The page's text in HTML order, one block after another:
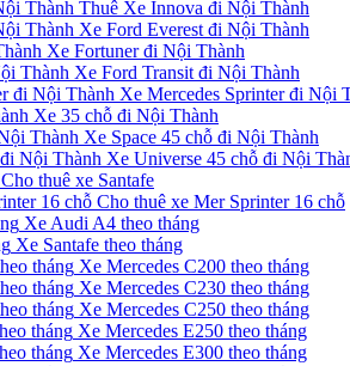
Thuê Xe Innova đi Nội Thành
Xe Ford Everest đi Nội Thành
Xe Fortuner đi Nội Thành
Xe Ford Transit đi Nội Thành
Xe Mercedes Sprinter đi Nội
Xe 35 chỗ đi Nội Thành
Xe Space 45 chỗ đi Nội Thành
Xe Universe 45 chỗ đi Nội
Cho thuê xe Santafe
Cho thuê xe Mer Sprinter 16 chỗ
Xe Audi A4 theo tháng
Xe Santafe theo tháng
Xe Mercedes C200 theo tháng
Xe Mercedes C230 theo tháng
Xe Mercedes C250 theo tháng
Xe Mercedes E250 theo tháng
Xe Mercedes E300 theo tháng